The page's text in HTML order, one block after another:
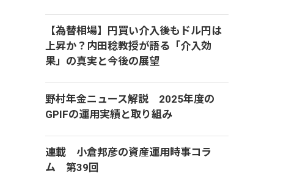
【為替相場】円買い介入後もドル円は
上昇か？内田稔教授が語る「介入効
果」の真実と今後の展望
野村年金ニュース解説 2025年度の
GPIFの運用実績と取り組み
連載 小倉邦彦の資産運用時事コラ
ム 第39回